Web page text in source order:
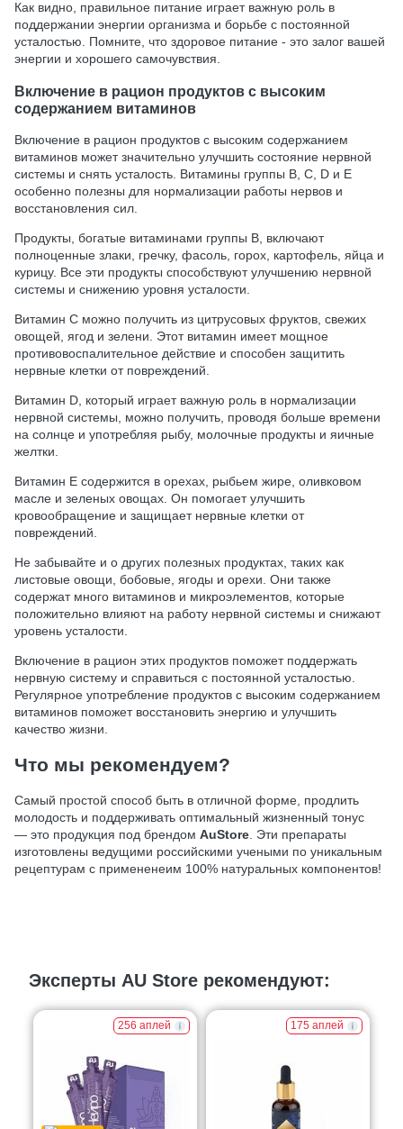
Как видно, правильное питание играет важную роль в
поддержании энергии организма и борьбе с постоянной
усталостью. Помните, что здоровое питание - это залог вашей
энергии и хорошего самочувствия.
Включение в рацион продуктов с высоким
содержанием витаминов
Включение в рацион продуктов с высоким содержанием
витаминов может значительно улучшить состояние нервной
системы и снять усталость. Витамины группы B, C, D и E
особенно полезны для нормализации работы нервов и
восстановления сил.
Продукты, богатые витаминами группы B, включают
полноценные злаки, гречку, фасоль, горох, картофель, яйца и
курицу. Все эти продукты способствуют улучшению нервной
системы и снижению уровня усталости.
Витамин C можно получить из цитрусовых фруктов, свежих
овощей, ягод и зелени. Этот витамин имеет мощное
противовоспалительное действие и способен защитить
нервные клетки от повреждений.
Витамин D, который играет важную роль в нормализации
нервной системы, можно получить, проводя больше времени
на солнце и употребляя рыбу, молочные продукты и яичные
желтки.
Витамин E содержится в орехах, рыбьем жире, оливковом
масле и зеленых овощах. Он помогает улучшить
кровообращение и защищает нервные клетки от
повреждений.
Не забывайте и о других полезных продуктах, таких как
листовые овощи, бобовые, ягоды и орехи. Они также
содержат много витаминов и микроэлементов, которые
положительно влияют на работу нервной системы и снижают
уровень усталости.
Включение в рацион этих продуктов поможет поддержать
нервную систему и справиться с постоянной усталостью.
Регулярное употребление продуктов с высоким содержанием
витаминов поможет восстановить энергию и улучшить
качество жизни.
Что мы рекомендуем?
Самый простой способ быть в отличной форме, продлить
молодость и поддерживать оптимальный жизненный тонус
— это продукция под брендом AuStore . Эти препараты
изготовлены ведущими российскими учеными по уникальным
рецептурам с примененеим 100% натуральных компонентов!
Эксперты AU Store рекомендуют:
256 аплей 175 аплей